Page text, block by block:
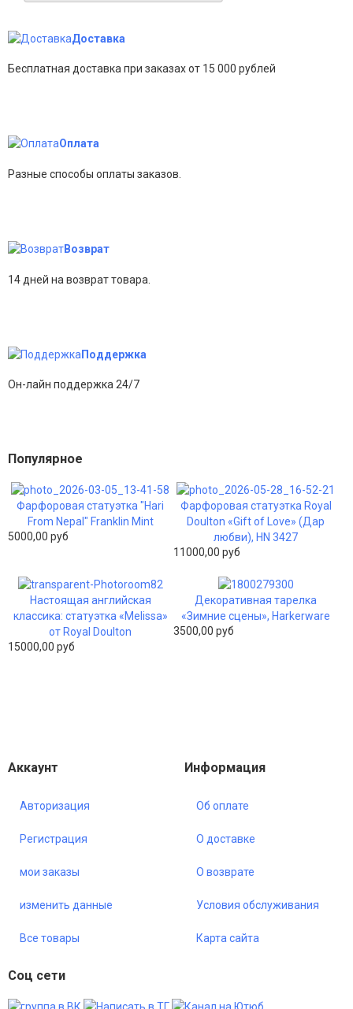
Доставка
Бесплатная доставка при заказах от 15 000 рублей
Оплата
Разные способы оплаты заказов.
Возврат
14 дней на возврат товара.
Поддержка
Он-лайн поддержка 24/7
Популярное
Фарфоровая статуэтка "Hari
From Nepal" Franklin Mint
5000,00 руб
Фарфоровая статуэтка Royal
Doulton «Gift of Love» (Дар
любви), HN 3427
11000,00 руб
Настоящая английская
классика: статуэтка «Melissa»
от Royal Doulton
15000,00 руб
Декоративная тарелка
«Зимние сцены», Harkerware
3500,00 руб
Аккаунт
Авторизация
Регистрация
мои заказы
изменить данные
Все товары
Информация
Об оплате
О доставке
О возврате
Условия обслуживания
Карта сайта
Соц сети